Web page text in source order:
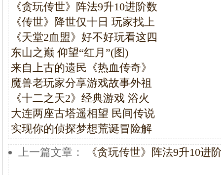
《贪玩传世》阵法9升10进阶数
《传世》降世仅十日 玩家找上
《天堂2血盟》好不好玩看这四
东山之巅 仰望“红月”(图)
来自上古的遗民《热血传奇》
魔兽老玩家分享游戏故事外祖
《十二之天2》经典游戏 浴火
大连两座古塔遥相望 民间传说
实现你的侦探梦想荒诞冒险解
上一篇文章：
《贪玩传世》阵法9升10进